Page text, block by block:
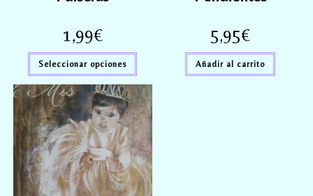
1,99€
Seleccionar opciones
5,95€
Añadir al carrito